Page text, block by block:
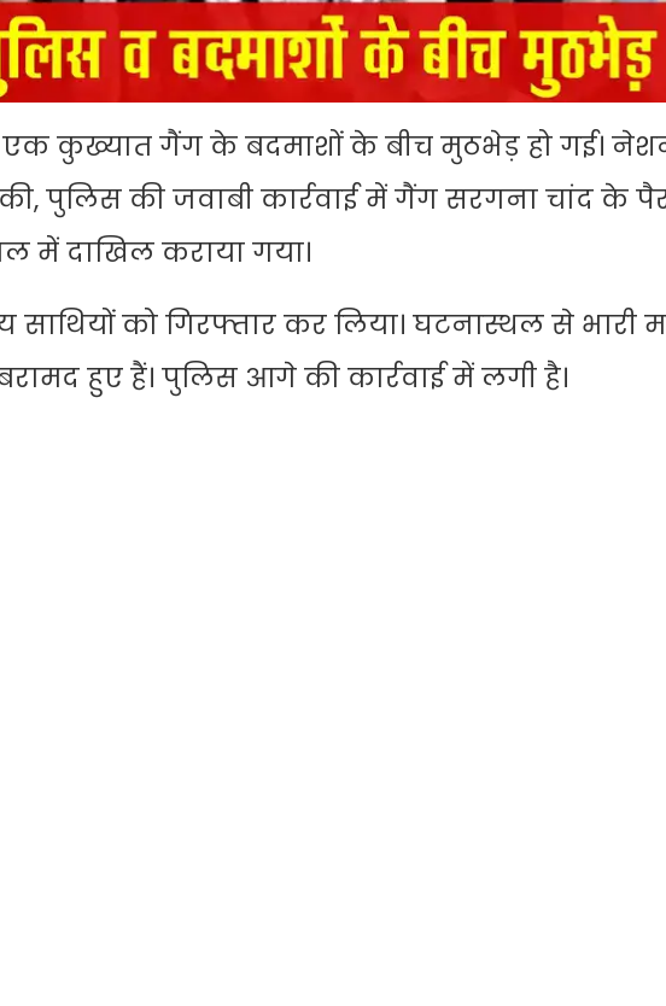
एक कुख्यात गैंग के बदमाशों के बीच मुठभेड़ हो गई।
पुलिस की जवाबी कार्रवाई में गैंग सरगना चांद के
में दाखिल कराया गया।
को गिरफ्तार कर लिया। घटनास्थल से भारी
हुए हैं। पुलिस आगे की कार्रवाई में लगी है।